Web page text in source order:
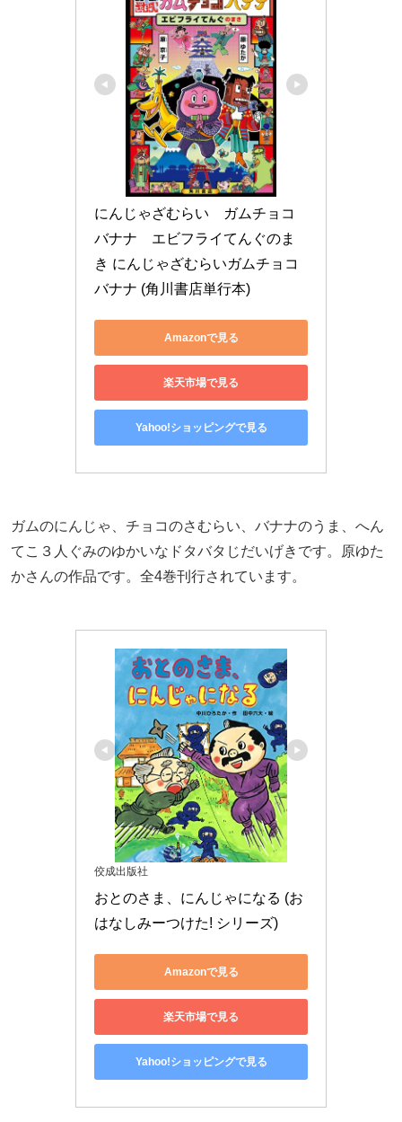
にんじゃざむらい　ガムチョコ
バナナ　エビフライてんぐのま
き にんじゃざむらいガムチョコ
バナナ (角川書店単行本)
Amazonで見る
楽天市場で見る
Yahoo!ショッピングで見る
ガムのにんじゃ、チョコのさむらい、バナナのうま、へん
てこ３人ぐみのゆかいなドタバタじだいげきです。原ゆた
かさんの作品です。全4巻刊行されています。
佼成出版社
おとのさま、にんじゃになる (お
はなしみーつけた! シリーズ)
Amazonで見る
楽天市場で見る
Yahoo!ショッピングで見る